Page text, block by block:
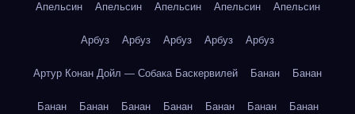
Апельсин Апельсин Апельсин Апельсин Апельсин
Арбуз Арбуз Арбуз Арбуз Арбуз
Артур Конан Дойл — Собака Баскервилей Банан Банан
Банан Банан Банан Банан Банан Банан Банан